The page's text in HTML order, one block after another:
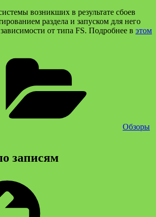
возникших в результате сбоев
раздела и запуском для него
от типа FS. Подробнее в этом
Обзоры
записям